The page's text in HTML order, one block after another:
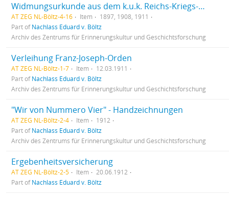
Widmungsurkunde aus dem k.u.k. Reichs-Kriegs-Ministerium/Kanzleiarchiv
AT ZEG NL-Böltz-4-16 Item
1897, 1908, 1911
Part ofNachlass Eduard v. Böltz
Archiv des Zentrums für Erinnerungskultur und Geschichtsforschung
Verleihung Franz-Joseph-Orden
AT ZEG NL-Böltz-1-7 Item
12.03.1911
Part ofNachlass Eduard v. Böltz
Archiv des Zentrums für Erinnerungskultur und Geschichtsforschung
"Wir von Nummero Vier" - Handzeichnungen
AT ZEG NL-Böltz-2-4 Item
1912
Part ofNachlass Eduard v. Böltz
Archiv des Zentrums für Erinnerungskultur und Geschichtsforschung
Ergebenheitsversicherung
AT ZEG NL-Böltz-2-5 Item
20.06.1912
Part ofNachlass Eduard v. Böltz